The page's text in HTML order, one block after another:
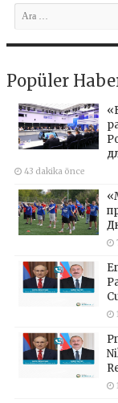
Popüler
43 dakika önce